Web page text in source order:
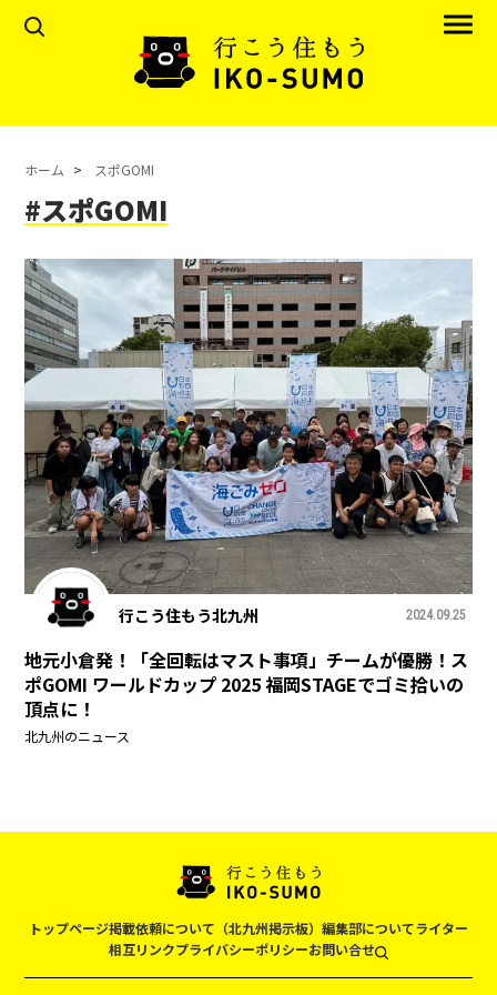
ホーム スポGOMI
#スポGOMI
行こう住もう北九州 2024.09.25
地元小倉発！「全回転はマスト事項」チームが優勝！ス
ポGOMI ワールドカップ 2025 福岡STAGEでゴミ拾いの
頂点に！
北九州のニュース
トップページ掲載依頼について（北九州掲示板） 編集部についてライター
相互リンクプライバシーポリシーお問い合せ